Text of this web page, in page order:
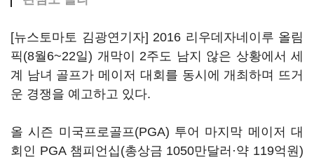
[뉴스토마토 김광연기자] 2016 리우데자네이루 올림
픽(8월6~22일) 개막이 2주도 남지 않은 상황에서 세
계 남녀 골프가 메이저 대회를 동시에 개최하며 뜨거
운 경쟁을 예고하고 있다.
올 시즌 미국프로골프(PGA) 투어 마지막 메이저 대
회인 PGA 챔피언십(총상금 1050만달러·약 119억원)